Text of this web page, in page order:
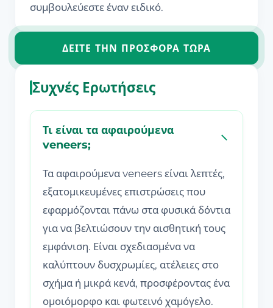
συμβουλεύεστε έναν ειδικό.
ΔΕΊΤΕ ΤΗΝ ΠΡΟΣΦΟΡΆ ΤΏΡΑ
Συχνές Ερωτήσεις
Τι είναι τα αφαιρούμενα
veneers;
Τα αφαιρούμενα veneers είναι λεπτές,
εξατομικευμένες επιστρώσεις που
εφαρμόζονται πάνω στα φυσικά δόντια
για να βελτιώσουν την αισθητική τους
εμφάνιση. Είναι σχεδιασμένα να
καλύπτουν δυσχρωμίες, ατέλειες στο
σχήμα ή μικρά κενά, προσφέροντας ένα
ομοιόμορφο και φωτεινό χαμόγελο.